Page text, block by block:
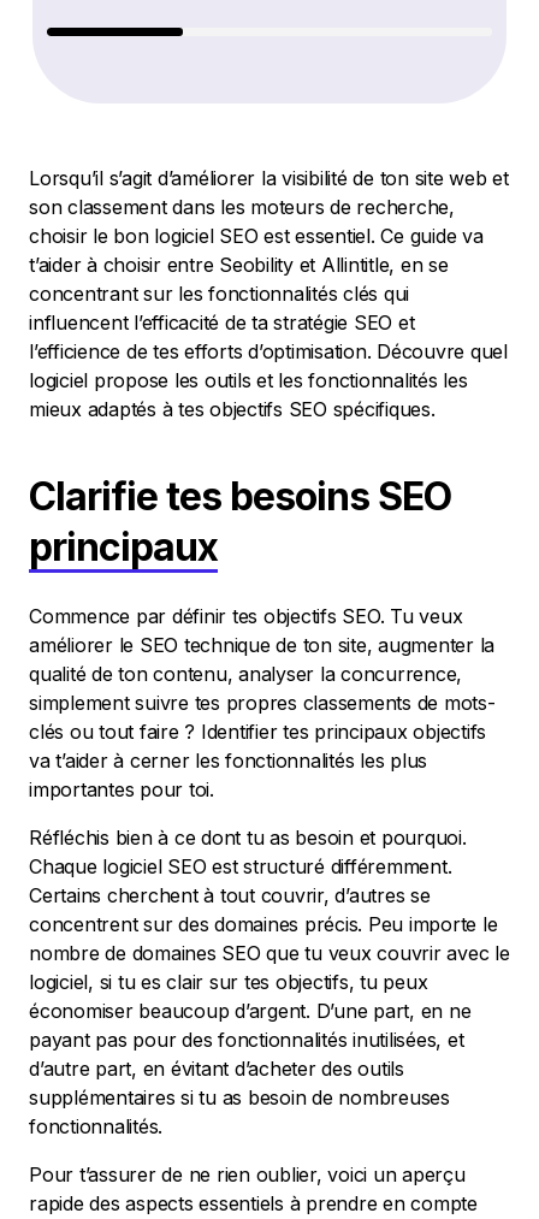
Lorsqu’il s’agit d’améliorer la visibilité de ton site web et
son classement dans les moteurs de recherche,
choisir le bon logiciel SEO est essentiel. Ce guide va
t’aider à choisir entre Seobility et Allintitle, en se
concentrant sur les fonctionnalités clés qui
influencent l’efficacité de ta stratégie SEO et
l’efficience de tes efforts d’optimisation. Découvre quel
logiciel propose les outils et les fonctionnalités les
mieux adaptés à tes objectifs SEO spécifiques.
Clarifie tes besoins SEO
principaux
Commence par définir tes objectifs SEO. Tu veux
améliorer le SEO technique de ton site, augmenter la
qualité de ton contenu, analyser la concurrence,
simplement suivre tes propres classements de mots-
clés ou tout faire ? Identifier tes principaux objectifs
va t’aider à cerner les fonctionnalités les plus
importantes pour toi.
Réfléchis bien à ce dont tu as besoin et pourquoi.
Chaque logiciel SEO est structuré différemment.
Certains cherchent à tout couvrir, d’autres se
concentrent sur des domaines précis. Peu importe le
nombre de domaines SEO que tu veux couvrir avec le
logiciel, si tu es clair sur tes objectifs, tu peux
économiser beaucoup d’argent. D’une part, en ne
payant pas pour des fonctionnalités inutilisées, et
d’autre part, en évitant d’acheter des outils
supplémentaires si tu as besoin de nombreuses
fonctionnalités.
Pour t’assurer de ne rien oublier, voici un aperçu
rapide des aspects essentiels à prendre en compte